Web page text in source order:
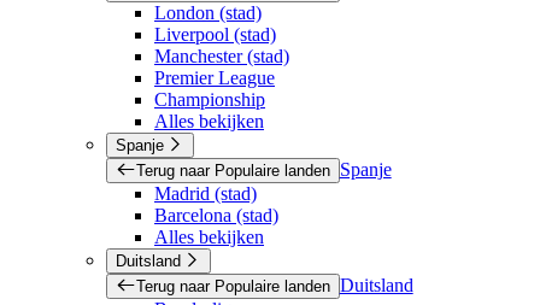
London (stad)
Liverpool (stad)
Manchester (stad)
Premier League
Championship
Alles bekijken
Spanje
Terug naar Populaire landen
Spanje
Madrid (stad)
Barcelona (stad)
Alles bekijken
Duitsland
Terug naar Populaire landen Duitsland